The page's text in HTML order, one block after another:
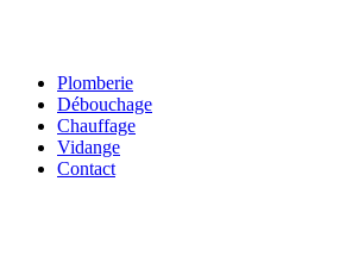
Plomberie
Débouchage
Chauffage
Vidange
Contact